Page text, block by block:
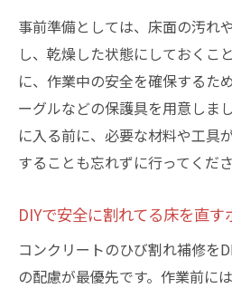
事前準備としては、床面の汚れ
し、乾燥した状態にしておくこ
に、作業中の安全を確保するた
ーグルなどの保護具を用意しま
に入る前に、必要な材料や工具
することも忘れずに行ってくださ
DIYで安全に割れてる床を直す
コンクリートのひび割れ補修を
の配慮が最優先です。作業前に